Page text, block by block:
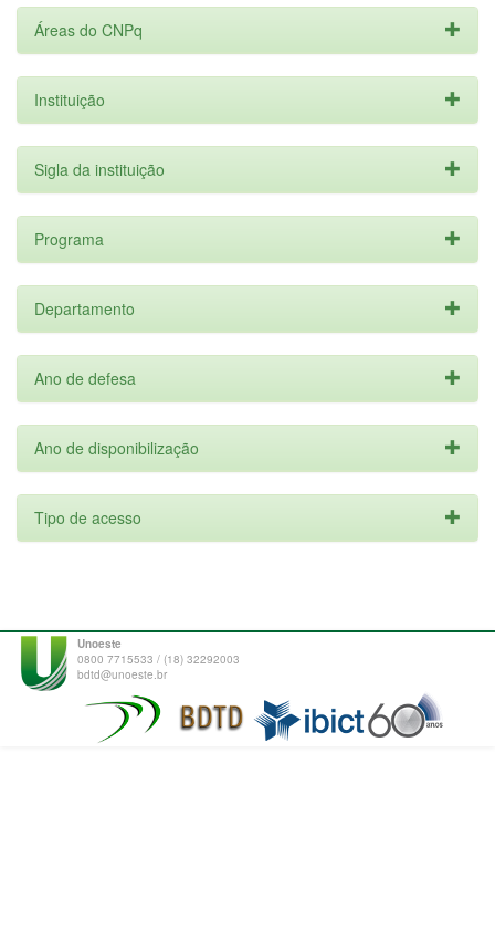
Áreas do CNPq
Instituição
Sigla da instituição
Programa
Departamento
Ano de defesa
Ano de disponibilização
Tipo de acesso
Unoeste
0800 7715533 / (18) 32292003
bdtd@unoeste.br